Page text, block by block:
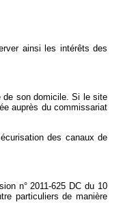
ainsi les intérêts des
de son domicile. Si le site
auprès du commissariat
des canaux de
n° 2011-625 DC du 10
particuliers de manière